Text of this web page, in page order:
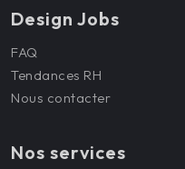
Design Jobs
FAQ
Tendances RH
Nous contacter
Nos services